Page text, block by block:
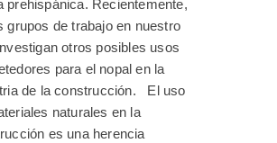
prehispánica. Recientemente,
grupos de trabajo en nuestro
otros posibles usos
para el nopal en la
de la construcción. El uso
naturales en la
es una herencia